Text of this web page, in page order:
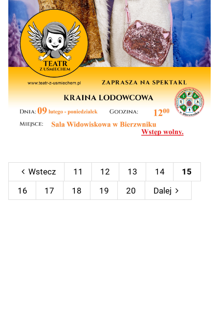
Wstecz 11 12 13 14
15
16
17 18 19 20 Dalej